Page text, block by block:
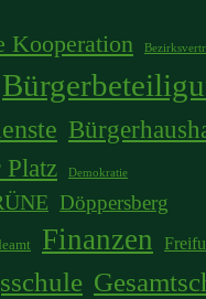
Kooperation
Platz
Demokratie
Döppersberg
Finanzen